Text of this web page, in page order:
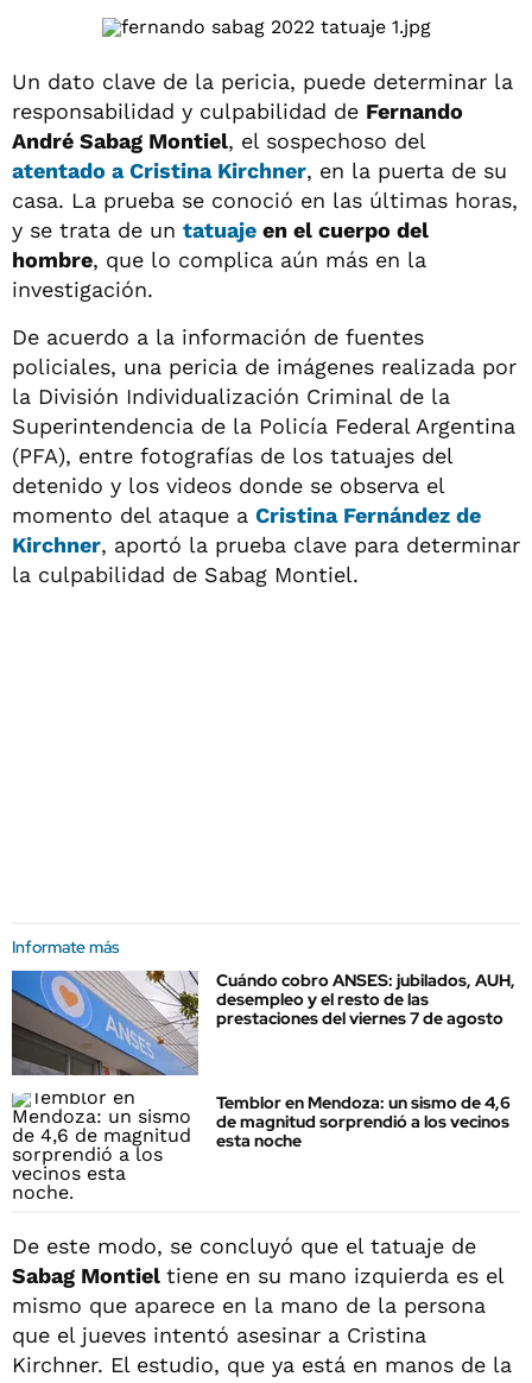
Un dato clave de la pericia, puede determinar la
responsabilidad y culpabilidad de Fernando
André Sabag Montiel, el sospechoso del
atentado a Cristina Kirchner, en la puerta de su
casa. La prueba se conoció en las últimas horas,
y se trata de un tatuaje en el cuerpo del
hombre, que lo complica aún más en la
investigación.
De acuerdo a la información de fuentes
policiales, una pericia de imágenes realizada por
la División Individualización Criminal de la
Superintendencia de la Policía Federal Argentina
(PFA), entre fotografías de los tatuajes del
detenido y los videos donde se observa el
momento del ataque a Cristina Fernández de
Kirchner, aportó la prueba clave para determinar
la culpabilidad de Sabag Montiel.
Informate más
Cuándo cobro ANSES: jubilados, AUH,
desempleo y el resto de las
prestaciones del viernes 7 de agosto
Temblor en Mendoza: un sismo de 4,6
de magnitud sorprendió a los vecinos
esta noche
De este modo, se concluyó que el tatuaje de
Sabag Montiel tiene en su mano izquierda es el
mismo que aparece en la mano de la persona
que el jueves intentó asesinar a Cristina
Kirchner. El estudio, que ya está en manos de la